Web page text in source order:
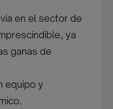
en el sector de
ya
ganas de
equipo y